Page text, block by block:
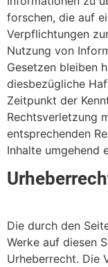
forschen, die auf
Verpflichtungen
Nutzung von
Gesetzen bleiben
diesbezügliche
Zeitpunkt der
Rechtsverletzung
entsprechenden
Inhalte umgehend
Die durch den
Werke auf diesen
Urheberrecht. Die